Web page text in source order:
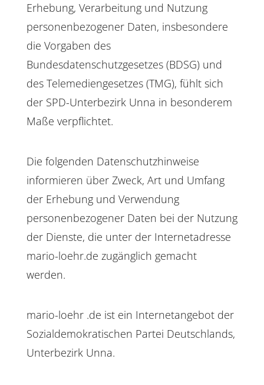
Erhebung, Verarbeitung und Nutzung
personenbezogener Daten, insbesondere
die Vorgaben des
Bundesdatenschutzgesetzes (BDSG) und
des Telemediengesetzes (TMG), fühlt sich
der SPD-Unterbezirk Unna in besonderem
Maße verpflichtet.
Die folgenden Datenschutzhinweise
informieren über Zweck, Art und Umfang
der Erhebung und Verwendung
personenbezogener Daten bei der Nutzung
der Dienste, die unter der Internetadresse
mario-loehr.de zugänglich gemacht
werden.
mario-loehr .de ist ein Internetangebot der
Sozialdemokratischen Partei Deutschlands,
Unterbezirk Unna.